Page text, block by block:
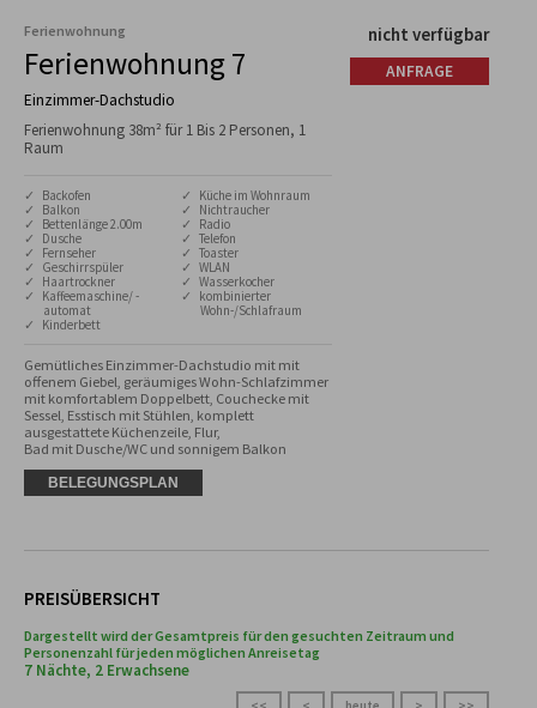
Ferienwohnung
Ferienwohnung 7
Einzimmer-Dachstudio
Ferienwohnung 38m² für 1 Bis 2 Personen, 1
Raum
✓ Backofen
✓ Balkon
✓ Bettenlänge 2.00m
✓ Dusche
✓ Fernseher
✓ Geschirrspüler
✓ Haartrockner
✓ Kaffeemaschine/ -
automat
✓ Kinderbett
✓ Küche im Wohnraum
✓ Nichtraucher
✓ Radio
✓ Telefon
✓ Toaster
✓ WLAN
✓ Wasserkocher
✓ kombinierter
Wohn-/Schlafraum
Gemütliches Einzimmer-Dachstudio mit mit
offenem Giebel, geräumiges Wohn-Schlafzimmer
mit komfortablem Doppelbett, Couchecke mit
Sessel, Esstisch mit Stühlen, komplett
ausgestattete Küchenzeile, Flur,
Bad mit Dusche/WC und sonnigem Balkon
nicht verfügbar
ANFRAGE
BELEGUNGSPLAN
PREISÜBERSICHT
Dargestellt wird der Gesamtpreis für den gesuchten Zeitraum und
Personenzahl für jeden möglichen Anreisetag
7 Nächte, 2 Erwachsene